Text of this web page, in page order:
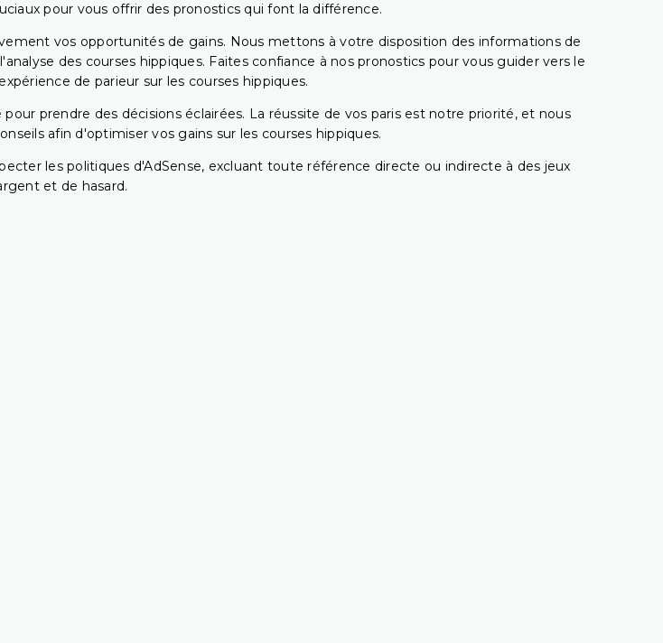
pour vous offrir des pronostics qui font la différence.
vos opportunités de gains. Nous mettons à votre disposition des informations de
des courses hippiques. Faites confiance à nos pronostics pour vous guider vers le
de parieur sur les courses hippiques.
prendre des décisions éclairées. La réussite de vos paris est notre priorité, et nous
afin d'optimiser vos gains sur les courses hippiques.
les politiques d'AdSense, excluant toute référence directe ou indirecte à des jeux
et de hasard.